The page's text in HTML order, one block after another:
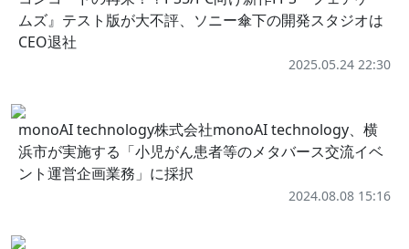
ムズ』テスト版が大不評、ソニー傘下の開発スタジオは
CEO退社
2025.05.24 22:30
monoAI technology株式会社monoAI technology、横
浜市が実施する「小児がん患者等のメタバース交流イベ
ント運営企画業務」に採択
2024.08.08 15:16